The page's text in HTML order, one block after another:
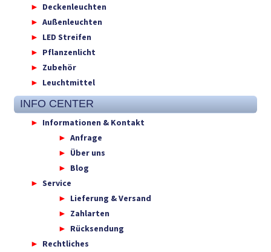
Deckenleuchten
Außenleuchten
LED Streifen
Pflanzenlicht
Zubehör
Leuchtmittel
INFO CENTER
Informationen & Kontakt
Anfrage
Über uns
Blog
Service
Lieferung & Versand
Zahlarten
Rücksendung
Rechtliches